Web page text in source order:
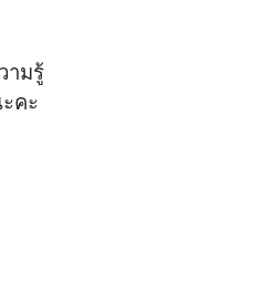
ามรู้
คะ